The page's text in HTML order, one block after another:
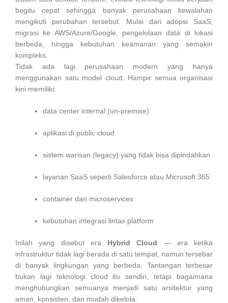
begitu cepat sehingga banyak perusahaan kewalahan
mengikuti perubahan tersebut. Mulai dari adopsi SaaS,
migrasi ke AWS/Azure/Google, pengelolaan data di lokasi
berbeda, hingga kebutuhan keamanan yang semakin
kompleks.
Tidak ada lagi perusahaan modern yang hanya
menggunakan satu model cloud. Hampir semua organisasi
kini memiliki:
data center internal (on-premise)
aplikasi di public cloud
sistem warisan (legacy) yang tidak bisa dipindahkan
layanan SaaS seperti Salesforce atau Microsoft 365
container dan microservices
kebutuhan integrasi lintas platform
Inilah yang disebut era Hybrid Cloud — era ketika
infrastruktur tidak lagi berada di satu tempat, namun tersebar
di banyak lingkungan yang berbeda. Tantangan terbesar
bukan lagi teknologi cloud itu sendiri, tetapi bagaimana
menghubungkan semuanya menjadi satu arsitektur yang
aman, konsisten, dan mudah dikelola.